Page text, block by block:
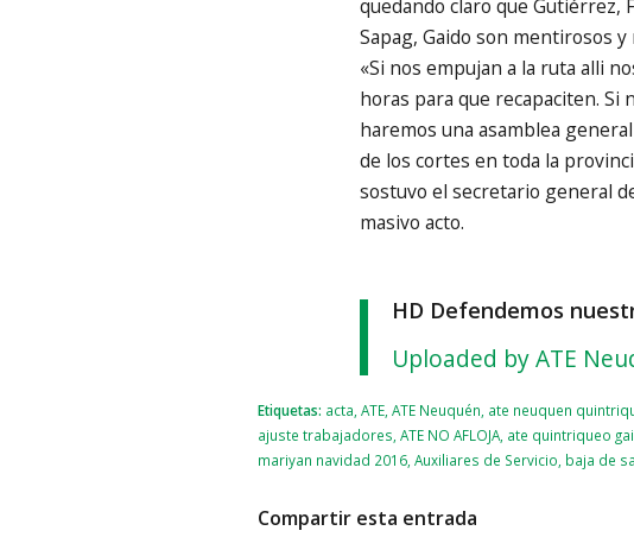
quedando claro que Gutiérrez,
Sapag, Gaido son mentirosos
«Si nos empujan a la ruta alli
horas para que recapaciten. Si
haremos una asamblea
de los cortes en toda la
sostuvo el secretario general
masivo acto.
HD Defendemos
Uploaded by ATE
Etiquetas: acta ATE ATE Neuquén ate neuquen
ajuste trabajadores ATE NO AFLOJA ate quintriqueo
mariyan navidad 2016 Auxiliares de Servicio baja de
Compartir esta entrada